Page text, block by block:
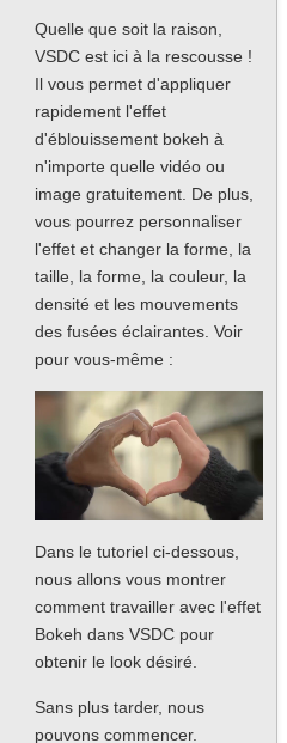
Quelle que soit la raison,
VSDC est ici à la rescousse !
Il vous permet d'appliquer
rapidement l'effet
d'éblouissement bokeh à
n'importe quelle vidéo ou
image gratuitement. De plus,
vous pourrez personnaliser
l'effet et changer la forme, la
taille, la forme, la couleur, la
densité et les mouvements
des fusées éclairantes. Voir
pour vous-même :
Dans le tutoriel ci-dessous,
nous allons vous montrer
comment travailler avec l'effet
Bokeh dans VSDC pour
obtenir le look désiré.
Sans plus tarder, nous
pouvons commencer.